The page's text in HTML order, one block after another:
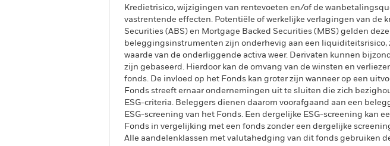
Kredietrisico, wijzigingen van rentevoeten en/of de
vastrentende effecten. Potentiële of werkelijke verlagingen van de
Securities (ABS) en Mortgage Backed Securities (MBS) gelden
beleggingsinstrumenten zijn onderhevig aan een
waarde van de onderliggende activa weer. Derivaten kunnen
zijn gebaseerd. Hierdoor kan de omvang van de winsten en
fonds. De invloed op het Fonds kan groter zijn wanneer op een
Fonds streeft ernaar ondernemingen uit te sluiten die zich
ESG-criteria. Beleggers dienen daarom voorafgaand aan een
ESG-screening van het Fonds. Een dergelijke ESG-screening kan
Fonds in vergelijking met een fonds zonder een dergelijke
Alle aandelenklassen met valutahedging van dit fonds gebruiken